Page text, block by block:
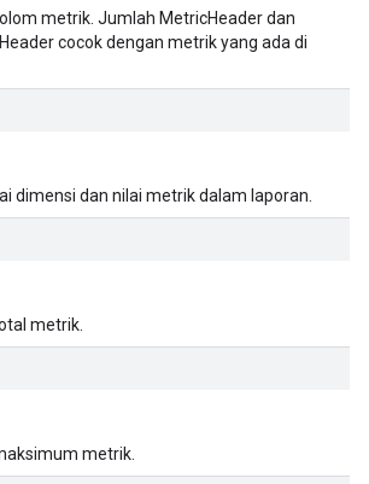
metrik. Jumlah MetricHeader dan
cocok dengan metrik yang ada di
dimensi dan nilai metrik dalam laporan.
metrik.
metrik.